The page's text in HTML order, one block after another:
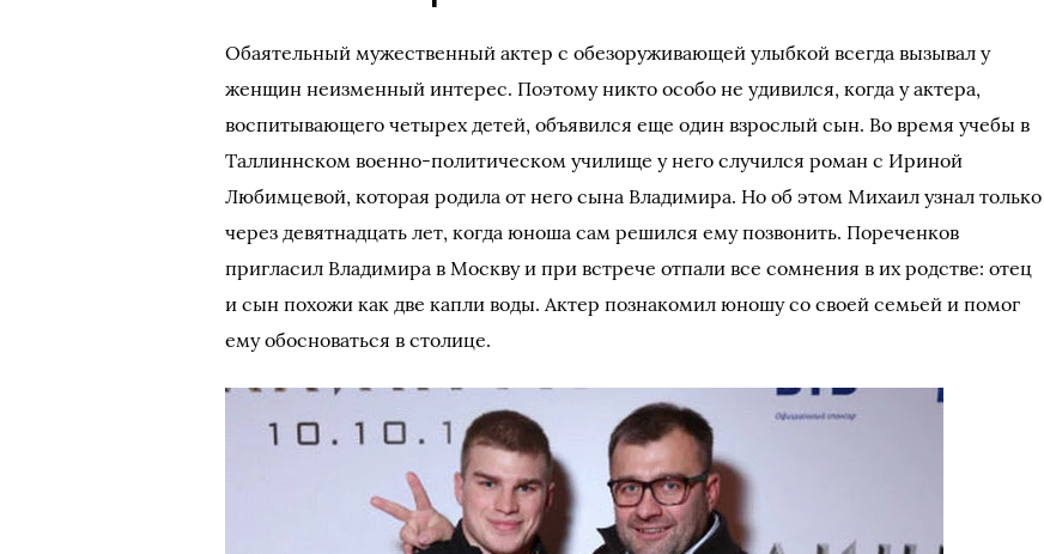
Обаятельный мужественный актер с обезоруживающей улыбкой всегда вызывал у
женщин неизменный интерес. Поэтому никто особо не удивился, когда у актера,
воспитывающего четырех детей, объявился еще один взрослый сын. Во время учебы в
Таллиннском военно-политическом училище у него случился роман с Ириной
Любимцевой, которая родила от него сына Владимира. Но об этом Михаил узнал только
через девятнадцать лет, когда юноша сам решился ему позвонить. Пореченков
пригласил Владимира в Москву и при встрече отпали все сомнения в их родстве: отец
и сын похожи как две капли воды. Актер познакомил юношу со своей семьей и помог
ему обосноваться в столице.